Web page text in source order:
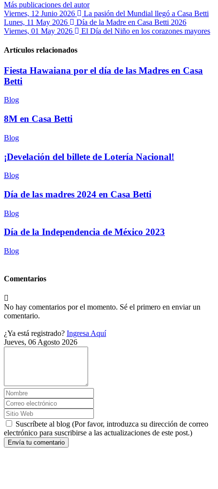
actualizaciones
del
autor
Más publicaciones del autor
Viernes, 12 Junio 2026
La pasión del Mundial llegó a Casa Betti
Lunes, 11 May 2026
Día de la Madre en Casa Betti 2026
Viernes, 01 May 2026
El Día del Niño en los corazones mayores
Artículos relacionados
Fiesta Hawaiana por el día de las Madres en Casa
Betti
Blog
8M en Casa Betti
Blog
¡Develación del billete de Lotería Nacional!
Blog
Día de las madres 2024 en Casa Betti
Blog
Día de la Independencia de México 2023
Blog
Comentarios
No hay comentarios por el momento. Sé el primero en enviar un
comentario.
¿Ya está registrado? Ingresa Aquí
Jueves, 06 Agosto 2026
Suscríbete al blog (Por favor, introduzca su dirección de correo
electrónico para suscribirse a las actualizaciones de este post.)
Envía tu comentario